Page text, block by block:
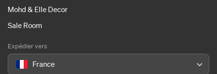
Mohd & Elle Decor
Sale Room
Expédier vers
France